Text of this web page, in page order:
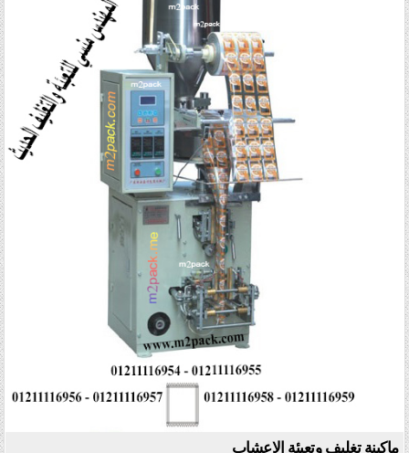
ماكينة تغليف وتعبئة الاعشاب